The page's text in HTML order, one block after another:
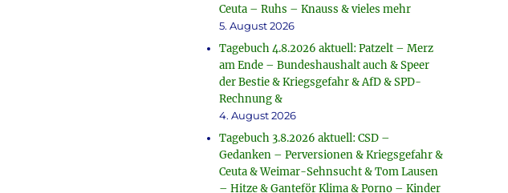
Ceuta – Ruhs – Knauss & vieles mehr
5. August 2026
Tagebuch 4.8.2026 aktuell: Patzelt – Merz
am Ende – Bundeshaushalt auch & Speer
der Bestie & Kriegsgefahr & AfD & SPD-
Rechnung &
4. August 2026
Tagebuch 3.8.2026 aktuell: CSD –
Gedanken – Perversionen & Kriegsgefahr &
Ceuta & Weimar-Sehnsucht & Tom Lausen
– Hitze & Ganteför Klima & Porno – Kinder